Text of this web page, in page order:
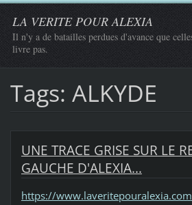
LA VERITE POUR ALEXIA
Il n'y a de batailles perdues d'avance que
livre pas.
Tags: ALKYDE
UNE TRACE GRISE SUR LE
GAUCHE D'ALEXIA...
https://